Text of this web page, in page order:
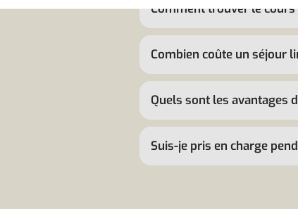
Comment trouver le
Combien coûte un séjour
Quels sont les avantages
Suis-je pris en charge